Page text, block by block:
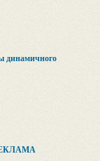
динамичного